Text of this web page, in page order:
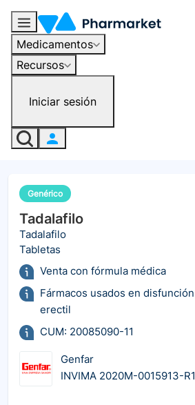
Medicamentos
Recursos
Iniciar sesión
Genérico
Tadalafilo
Tadalafilo
Tabletas
Venta con fórmula médica
Fármacos usados en disfunción
erectil
CUM: 20085090-11
Genfar
INVIMA 2020M-0015913-R1